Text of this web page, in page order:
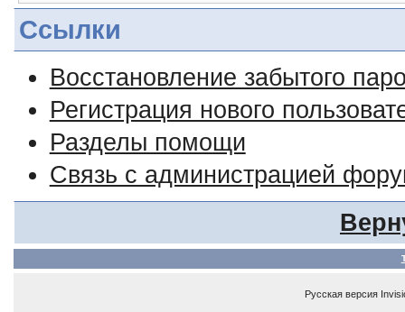
Ссылки
Восстановление забытого
Регистрация нового
Разделы помощи
Связь с администрацией
Русская версия